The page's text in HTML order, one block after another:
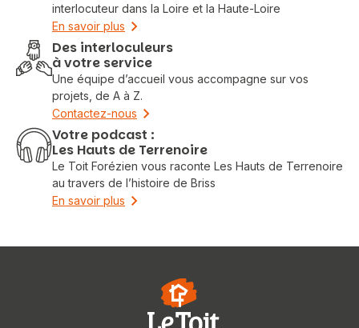
interlocuteur dans la Loire et la Haute-Loire
En savoir plus
Des interloculeurs
à votre service
Une équipe d’accueil vous accompagne sur vos
projets, de A à Z.
Contactez-nous
Votre podcast :
Les Hauts de Terrenoire
Le Toit Forézien vous raconte Les Hauts de Terrenoire
au travers de l’histoire de Briss
En savoir plus